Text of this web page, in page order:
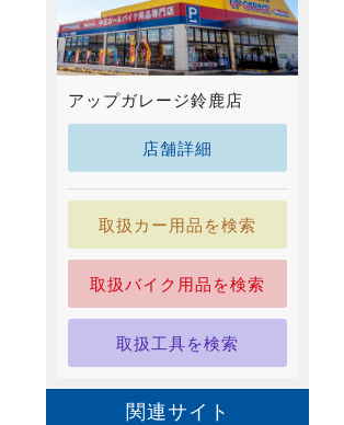
アップガレージ鈴鹿店
店舗詳細
取扱カー用品を検索
取扱バイク用品を検索
取扱工具を検索
関連サイト